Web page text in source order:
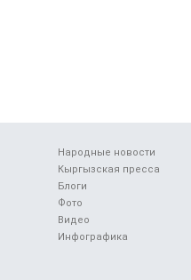
Народные новости
Кыргызская пресса
Блоги
Фото
Видео
Инфографика